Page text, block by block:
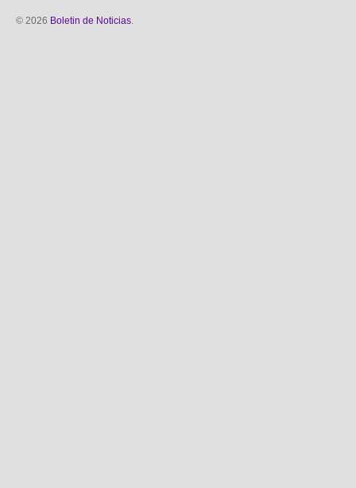
© 2026 Boletin de Noticias.